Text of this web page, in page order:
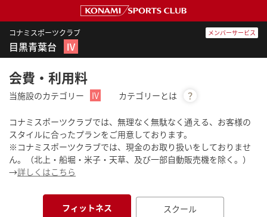
コナミスポーツクラブ
目黒青葉台 Ⅳ
メンバーサービス
会費・利用料
当施設のカテゴリー Ⅳ カテゴリーとは ？
コナミスポーツクラブでは、無理なく無駄なく通える、お客様の
スタイルに合ったプランをご用意しております。
※コナミスポーツクラブでは、現金のお取り扱いをしておりませ
ん。（北上・船堀・米子・天草、及び一部自動販売機を除く。）
→詳しくはこちら
フィットネス スクール